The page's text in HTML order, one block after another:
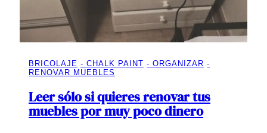
BRICOLAJE CHALK PAINT
ORGANIZAR
RENOVAR MUEBLES
Leer sólo si quieres renovar tus
muebles por muy poco dinero